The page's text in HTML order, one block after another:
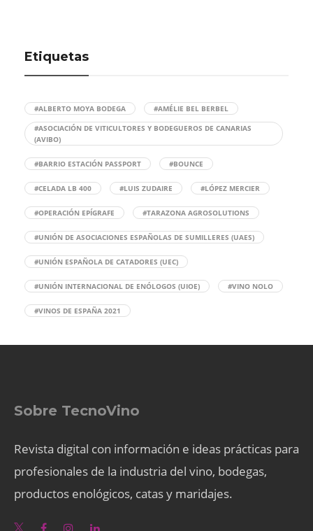
Etiquetas
#ALBERTO MOYA BODEGA
#AMÉLIE BEL BERBEL
#ASOCIACIÓN DE VITICULTORES Y BODEGUEROS DE CANARIAS
(AVIBO)
#BARRIO ESTACIÓN PASSPORT #BOUNCE
#CELADA LB 400 #LUIS ZUDAIRE #LÓPEZ MERCIER
#OPERACIÓN EPÍGRAFE #TARAZONA AGROSOLUTIONS
#UNIÓN DE ASOCIACIONES ESPAÑOLAS DE SUMILLERES (UAES)
#UNIÓN ESPAÑOLA DE CATADORES (UEC)
#UNIÓN INTERNACIONAL DE ENÓLOGOS (UIOE) #VINO NOLO
#VINOS DE ESPAÑA 2021
Sobre TecnoVino
Revista digital con información e ideas prácticas para
profesionales de la industria del vino, bodegas,
productos enológicos, catas y maridajes.